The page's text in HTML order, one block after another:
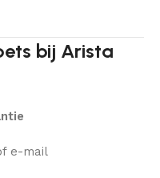
bij Arista
e-mail